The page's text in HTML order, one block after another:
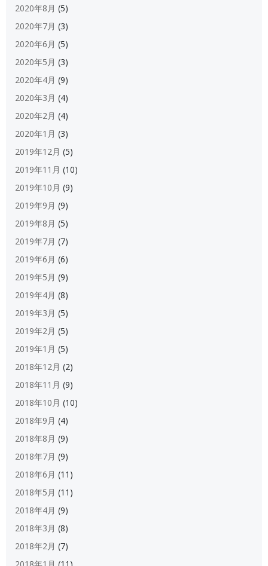
2020年8月 (5)
2020年7月 (3)
2020年6月 (5)
2020年5月 (3)
2020年4月 (9)
2020年3月 (4)
2020年2月 (4)
2020年1月 (3)
2019年12月 (5)
2019年11月 (10)
2019年10月 (9)
2019年9月 (9)
2019年8月 (5)
2019年7月 (7)
2019年6月 (6)
2019年5月 (9)
2019年4月 (8)
2019年3月 (5)
2019年2月 (5)
2019年1月 (5)
2018年12月 (2)
2018年11月 (9)
2018年10月 (10)
2018年9月 (4)
2018年8月 (9)
2018年7月 (9)
2018年6月 (11)
2018年5月 (11)
2018年4月 (9)
2018年3月 (8)
2018年2月 (7)